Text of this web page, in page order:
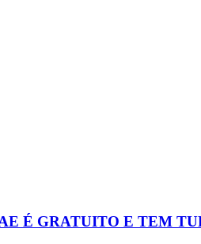
É GRATUITO E TEM